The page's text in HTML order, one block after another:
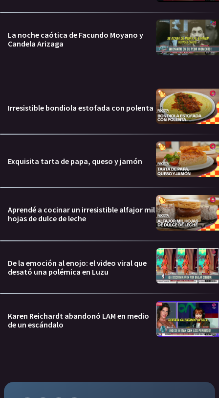
La noche caótica de Facundo Moyano y
Candela Arizaga
Irresistible bondiola estofada con polenta
Exquisita tarta de papa, queso y jamón
Aprendé a cocinar un irresistible alfajor mil
hojas de dulce de leche
De la emoción al enojo: el video viral que
desató una polémica en Luzu
Karen Reichardt abandonó LAM en medio
de un escándalo